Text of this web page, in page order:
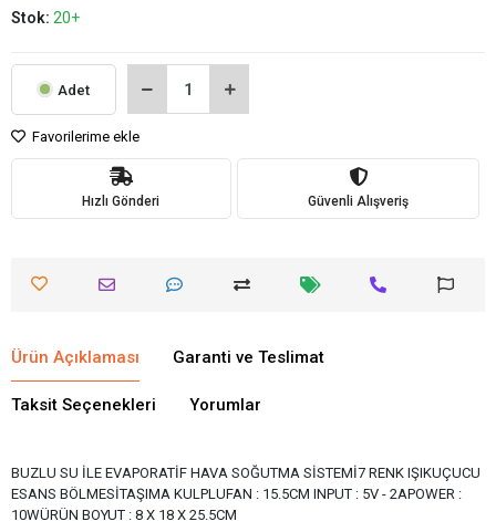
Stok: 20+
Adet
Favorilerime ekle
Hızlı Gönderi Güvenli Alışveriş
Ürün Açıklaması Garanti ve Teslimat
Taksit Seçenekleri Yorumlar
BUZLU SU İLE EVAPORATİF HAVA SOĞUTMA SİSTEMİ7 RENK IŞIKUÇUCU
ESANS BÖLMESİTAŞIMA KULPLUFAN : 15.5CM INPUT : 5V - 2APOWER :
10WÜRÜN BOYUT : 8 X 18 X 25.5CM